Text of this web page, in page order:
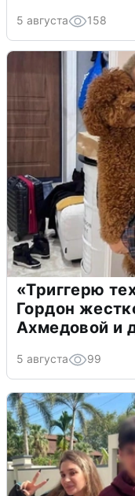
5 августа 158
«Триггерю
Гордон
Ахмедовой и
5 августа 99